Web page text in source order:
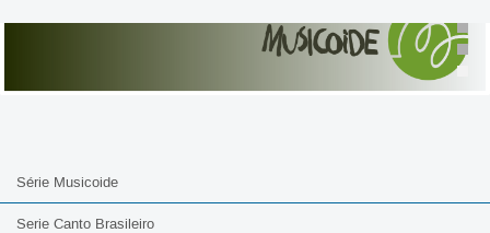
Série Musicoide